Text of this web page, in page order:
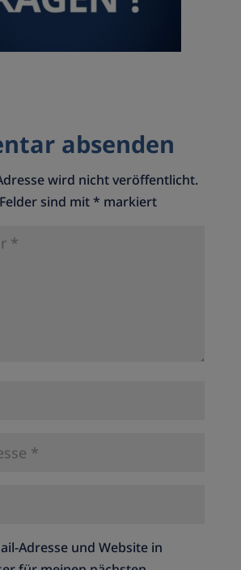
absenden
wird nicht veröffentlicht.
sind mit* markiert
Adresse und Website in